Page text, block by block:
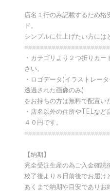
店名１行のみ記載するため格
ド。
シンプルに仕上げたい方には
・カテゴリより２つ折りカ
さい。
・ロゴデータ(イラストレー
透過された画像のみ)
をお持ちの方は無料で配置い
・店名以外の住所やTELなど
４０円です。
【納期】
完全受注生産の為ご入金確認
校了後より８日前後でお届け
あくまで納期や目安でありお